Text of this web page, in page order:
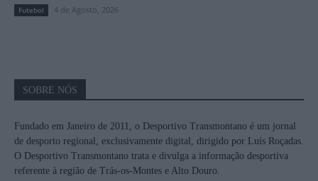
Futebol 4 de Agosto, 2026
SOBRE NÓS
Fundado em Janeiro de 2011, o Desportivo Transmontano é um jornal
de desporto regional, exclusivamente digital, dirigido por Luís Roçadas.
O Desportivo Transmontano trata e divulga a informação desportiva
referente à região de Trás-os-Montes e Alto Douro.